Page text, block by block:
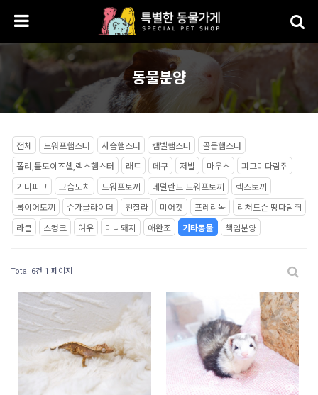
동물분양
전체 드워프햄스터 사슴햄스터 캠벨햄스터 골든햄스터
폴리,톨토이즈셸,렉스햄스터 래트 데구 저빌 마우스 피그미다람쥐
기니피그 고슴도치 드워프토끼 네덜란드 드워프토끼 렉스토끼
롭이어토끼 슈가글라이더 친칠라 미어캣 프레리독 리처드슨 땅다람쥐
라쿤 스컹크 여우 미니돼지 애완조 기타동물 책임분양
Total 6건 1 페이지